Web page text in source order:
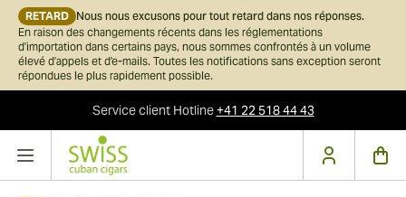
RETARD Nous nous excusons pour tout retard dans nos réponses.
En raison des changements récents dans les réglementations
d'importation dans certains pays, nous sommes confrontés à un volume
élevé d'appels et d'e-mails. Toutes les notifications sans exception seront
répondues le plus rapidement possible.
Service clientHotline+41 22 518 44 43
Skip to Content